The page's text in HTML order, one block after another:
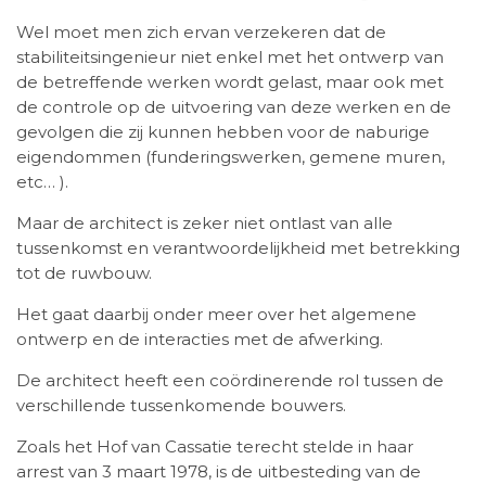
Wel moet men zich ervan verzekeren dat de
stabiliteitsingenieur niet enkel met het ontwerp van
de betreffende werken wordt gelast, maar ook met
de controle op de uitvoering van deze werken en de
gevolgen die zij kunnen hebben voor de naburige
eigendommen (funderingswerken, gemene muren,
etc… ).
Maar de architect is zeker niet ontlast van alle
tussenkomst en verantwoordelijkheid met betrekking
tot de ruwbouw.
Het gaat daarbij onder meer over het algemene
ontwerp en de interacties met de afwerking.
De architect heeft een coördinerende rol tussen de
verschillende tussenkomende bouwers.
Zoals het Hof van Cassatie terecht stelde in haar
arrest van 3 maart 1978, is de uitbesteding van de